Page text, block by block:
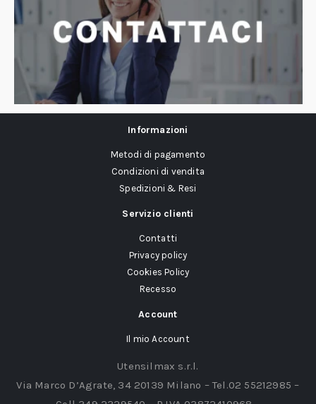
Informazioni
Metodi di pagamento
Condizioni di vendita
Spedizioni & Resi
Servizio clienti
Contatti
Privacy policy
Cookies Policy
Recesso
Account
Il mio Account
Utensilmax s.r.l.
Via Marco D’Agrate, 34 20139 Milano – Tel.02 55212985 –